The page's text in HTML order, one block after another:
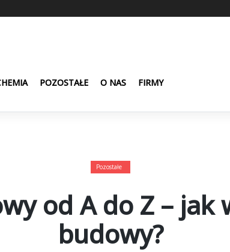
POZOSTAŁE O NAS FIRMY
Pozostałe
od A do Z – jak
budowy?